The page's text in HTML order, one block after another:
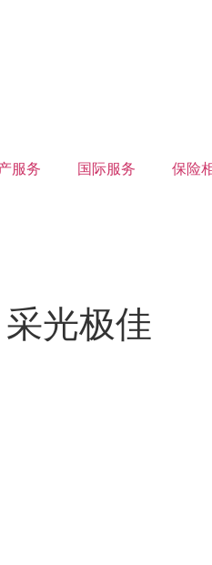
服务 国际服务 保险
光极佳